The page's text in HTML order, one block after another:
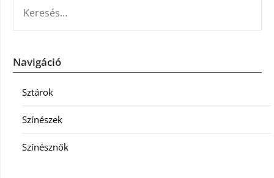
Navigáció
Sztárok
Színészek
Színésznők